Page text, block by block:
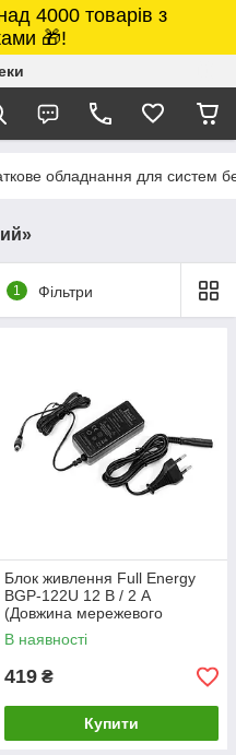
4000 товарів з
🎁!
обладнання для систем
1 Фільтри
Блок живлення Full Energy
BGP-122U 12 В / 2 А
(Довжина мережевого
кабелю: 0.9 м, Довжина
вихідного кабелю: 1.4
В наявності
419 ₴
Купити